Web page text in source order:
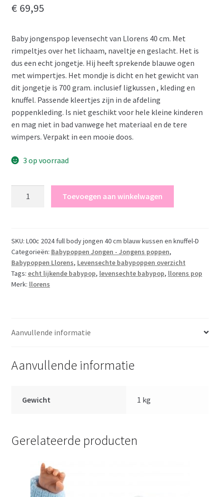
€ 69,95
Baby jongenspop levensecht van Llorens 40 cm. Met
rimpeltjes over het lichaam, naveltje en geslacht. Het is
dus een echt jongetje. Hij heeft sprekende blauwe ogen
met wimpertjes. Het mondje is dicht en het gewicht van
dit jongetje is 700 gram. inclusief ligkussen , kleding en
knuffel. Passende kleertjes zijn in de afdeling
poppenkleding. Is niet geschikt voor hele kleine kinderen
en mag niet in bad vanwege het materiaal en de tere
wimpers. Verpakt in een mooie doos.
3 op voorraad
jongen
met
kleding
kussen
en
Toevoegen aan winkelwagen
SKU: L00c 2024 full body jongen 40 cm blauw kussen en knuffel-D
Categorieën: Babypoppen Jongen - Jongens poppen,
Babypoppen Llorens, Levensechte babypoppen overzicht
Tags: echt lijkende babypop, levensechte babypop, llorens pop
Merk: llorens
Aanvullende informatie
Aanvullende informatie
Gewicht 1 kg
Gerelateerde producten